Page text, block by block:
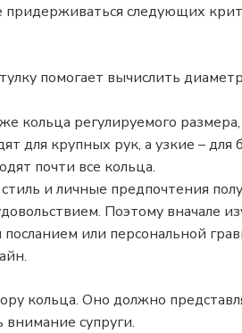
придерживаться следующих
помогает вычислить
кольца регулируемого
для крупных рук, а узкие – для
почти все кольца.
и личные предпочтения
Поэтому вначале
или персональной
кольца. Оно должно
супруги.